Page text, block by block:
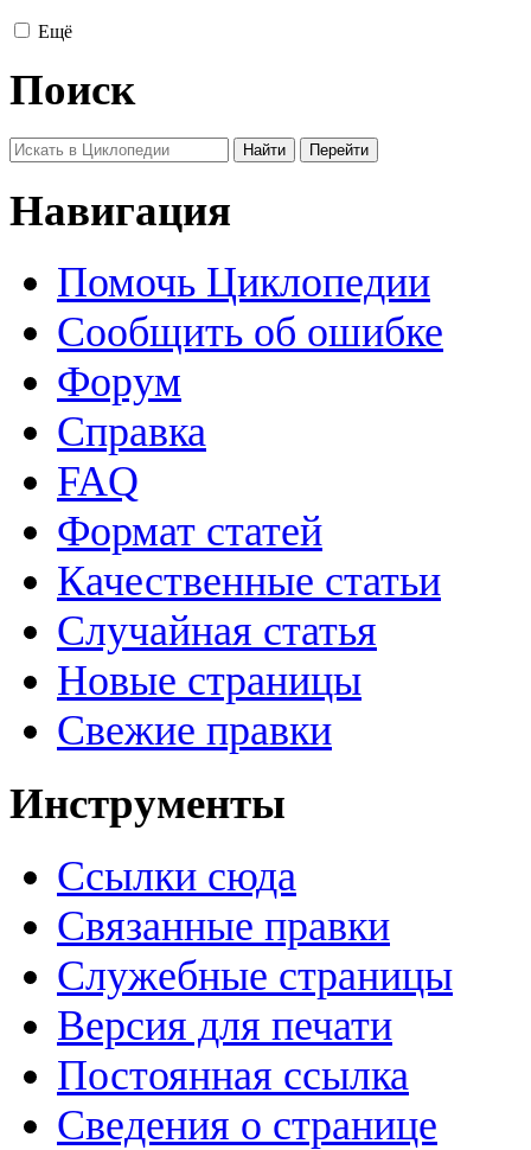
Ещё
Поиск
Навигация
Помочь Циклопедии
Сообщить об ошибке
Форум
Справка
FAQ
Формат статей
Качественные статьи
Случайная статья
Новые страницы
Свежие правки
Инструменты
Ссылки сюда
Связанные правки
Служебные страницы
Версия для печати
Постоянная ссылка
Сведения о странице